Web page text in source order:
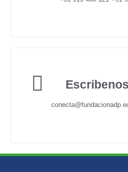
Escribenos